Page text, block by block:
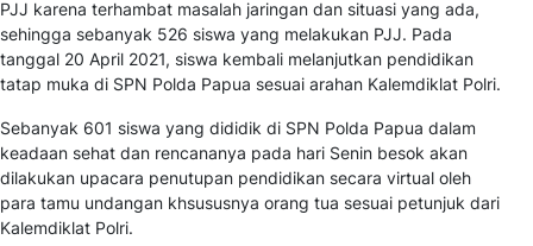
PJJ karena terhambat masalah jaringan dan situasi yang ada,
sehingga sebanyak 526 siswa yang melakukan PJJ. Pada
tanggal 20 April 2021, siswa kembali melanjutkan pendidikan
tatap muka di SPN Polda Papua sesuai arahan Kalemdiklat Polri.
Sebanyak 601 siswa yang dididik di SPN Polda Papua dalam
keadaan sehat dan rencananya pada hari Senin besok akan
dilakukan upacara penutupan pendidikan secara virtual oleh
para tamu undangan khsususnya orang tua sesuai petunjuk dari
Kalemdiklat Polri.